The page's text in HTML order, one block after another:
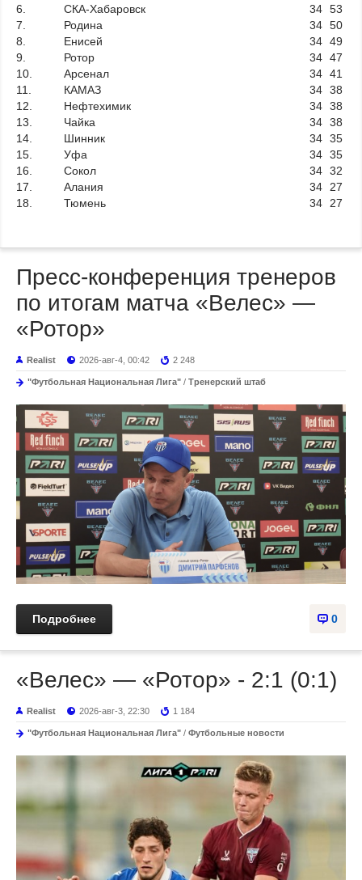
6.
СКА-Хабаровск 34 53
7.
Родина 34 50
8.
Енисей 34 49
9.
Ротор 34 47
10.
Арсенал 34 41
11.
КАМАЗ 34 38
12.
Нефтехимик 34 38
13.
Чайка 34 38
14.
Шинник 34 35
15.
Уфа 34 35
16.
Сокол 34 32
17.
Алания 34
27
18.
Тюмень 34 27
Пресс-конференция тренеров
по итогам матча «Велес» —
«Ротор»
Realist 2026-авг-4, 00:42 2 248
"Футбольная Национальная Лига" / Тренерский штаб
0
Подробнее
«Велес» — «Ротор» - 2:1 (0:1)
Realist 2026-авг-3, 22:30 1 184
"Футбольная Национальная Лига" / Футбольные новости